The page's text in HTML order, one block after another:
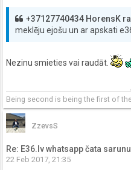
+37127740434 HorensK
meklēju ejošu un ar apskati
Nezinu smieties vai raudāt.
Being second is being the first of
ZzevsS
Re: E36.lv whatsapp čata
22 Feb 2017, 21:35